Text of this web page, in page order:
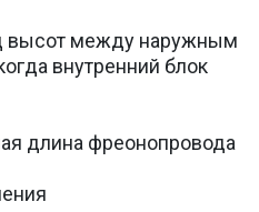
высот между наружным
внутренний блок
длина фреонопровода